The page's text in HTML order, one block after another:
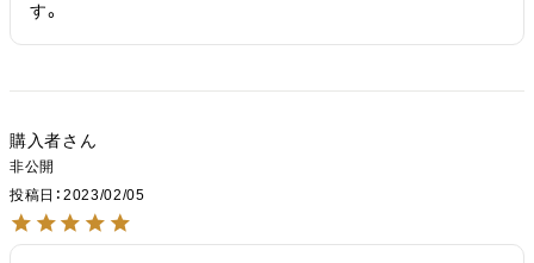
す。
購入者
非公開
投稿日
2023/02/05